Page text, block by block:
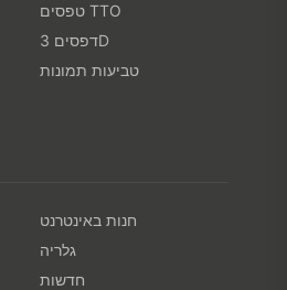
טפסים TTO
דפסים 3D
טביעות תמונות
חנות באינטרנט
גלריה
חדשות